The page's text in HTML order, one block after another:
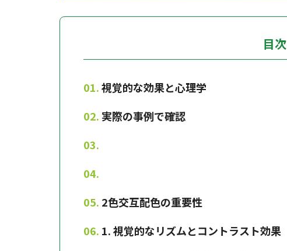
目次
視覚的な効果と心理学
実際の事例で確認
2色交互配色の重要性
1. 視覚的なリズムとコントラスト効果